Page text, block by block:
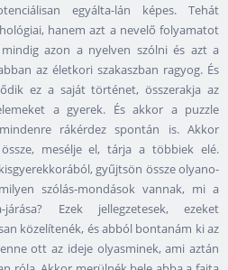
egyálta-lán képes. Tehát
hanem azt a nevelő folyamatot
azon a nyelven szólni és azt a
az életkori szakaszban ragyog. És
ez a saját történet, összerakja az
a gyerek. És akkor a puzzle
rákérdez spontán is. Akkor
mesélje el, tárja a többiek elé.
gyűjtsön össze olyano-
szólás-mondások vannak, mi a
járása? Ezek jellegzetesek, ezeket
közelítenék, és abból bontanám ki az
ott az ideje olyasminek, ami aztán